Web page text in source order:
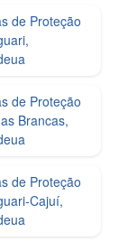
de Proteção
de Proteção
Brancas,
de Proteção